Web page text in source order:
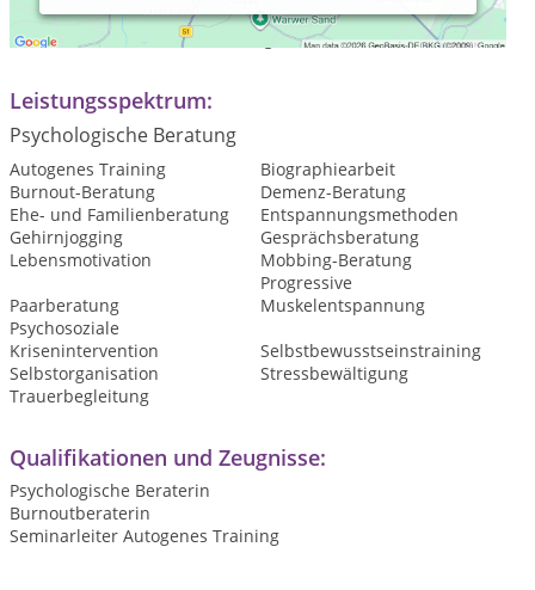
nach telefonischer Vereinbarung
Leistungsspektrum:
Psychologische Beratung
Autogenes Training
Biographiearbeit
Burnout-Beratung
Demenz-Beratung
Ehe- und Familienberatung
Entspannungsmethoden
Gehirnjogging
Gesprächsberatung
Lebensmotivation
Mobbing-Beratung
Paarberatung
Progressive
Muskelentspannung
Psychosoziale
Krisenintervention
Selbstbewusstseinstraining
Selbstorganisation
Stressbewältigung
Trauerbegleitung
Qualifikationen und Zeugnisse:
Psychologische Beraterin
Burnoutberaterin
Seminarleiter Autogenes Training